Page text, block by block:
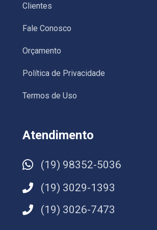
Clientes
Fale Conosco
Orçamento
Política de Privacidade
Termos de Uso
Atendimento
(19) 98352-5036
(19) 3029-1393
(19) 3026-7473